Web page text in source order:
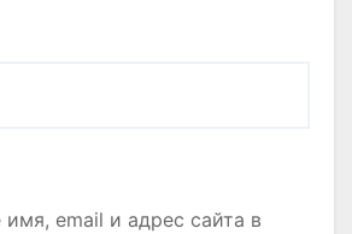
email и адрес сайта в